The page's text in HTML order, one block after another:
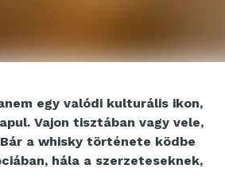
egy valódi kulturális ikon,
Vajon tisztában vagy vele,
a whisky története ködbe
hála a szerzeteseknek,